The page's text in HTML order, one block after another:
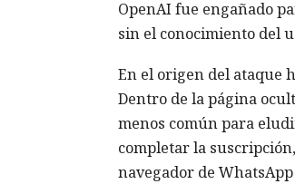
OpenAI fue engañado
sin el conocimiento del
En el origen del ataque
Dentro de la página
menos común para
completar la
navegador de